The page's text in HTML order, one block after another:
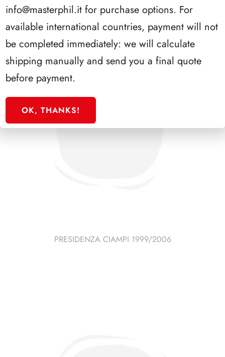
PRESIDENZA CIAMPI 1999/2006
info@masterphil.it for purchase options. For
available international countries, payment will not
be completed immediately: we will calculate
shipping manually and send you a final quote
before payment.
OK, THANKS!